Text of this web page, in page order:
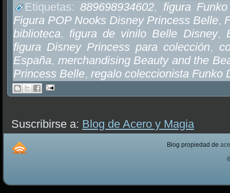
Etiquetas:889698934602, figura
Figura POP Nooks Disney Princess Belle,
biblioteca, figura de vinilo Belle Disney,
figura Disney Princess para colección,
España, merchandising Beauty and the
Princess Belle, regalo coleccionista Funko
Suscribirse a: Blog de Acero y Magia
Blog propiedad de